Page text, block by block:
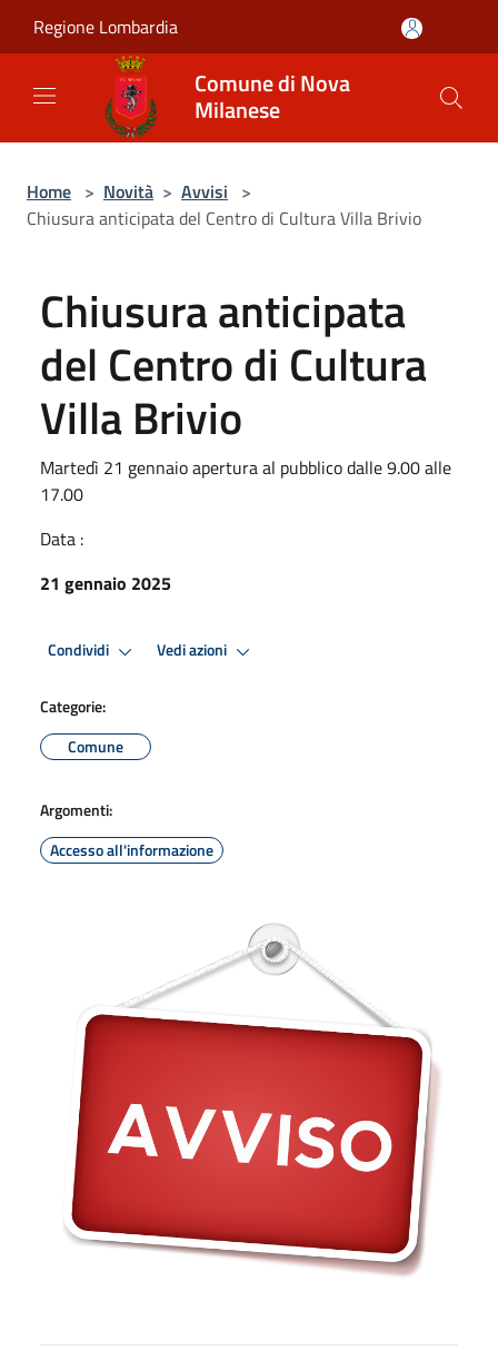
Regione Lombardia
Comune di Nova
Milanese
Home > Novità > Avvisi >
Chiusura anticipata del Centro di Cultura Villa Brivio
Chiusura anticipata
del Centro di Cultura
Villa Brivio
Martedì 21 gennaio apertura al pubblico dalle 9.00 alle
17.00
Data :
21 gennaio 2025
Condividi Vedi azioni
Categorie:
Comune
Argomenti:
Accesso all'informazione